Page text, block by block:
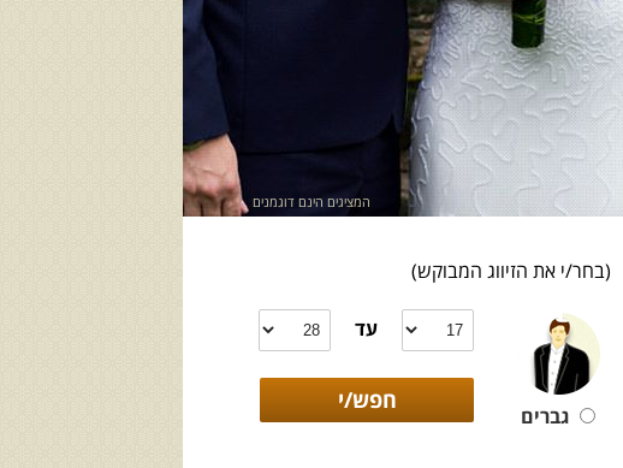
המציגים הינם דוגמנים
(בחר/י את הזיווג המבוקש)
גברים
עד